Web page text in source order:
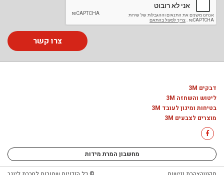
צרו קשר
דבקים 3M
ליטוש והשחזה 3M
בטיחות ומיגון לעובד 3M
מוצרים לצבעים 3M
מחשבון המרת מידות